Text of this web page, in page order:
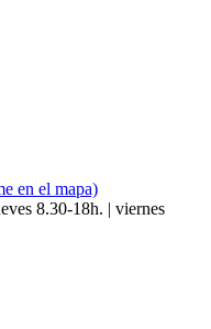
en el mapa)
8.30-18h. | viernes